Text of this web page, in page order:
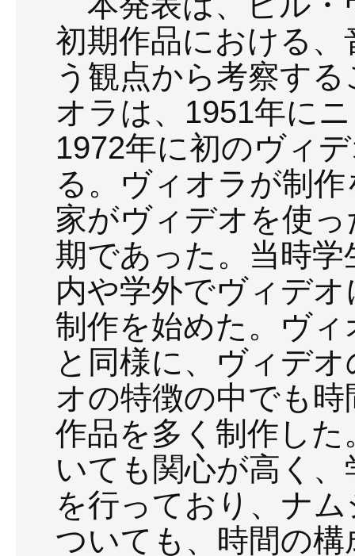
初期作品における
う観点から考察す
オラは、1951年に
1972年に初のヴィ
る。ヴィオラが制
家がヴィデオを使
期であった。当時
内や学外でヴィデ
制作を始めた。ヴ
と同様に、ヴィデ
オの特徴の中でも
作品を多く制作し
いても関心が高く
を行っており、ナ
ついても、時間の